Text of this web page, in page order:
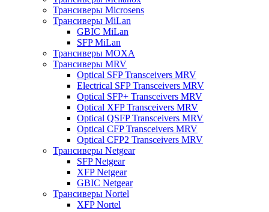
Трансиверы Microsens
Трансиверы MiLan
GBIC MiLan
SFP MiLan
Трансиверы MOXA
Трансиверы MRV
Optical SFP Transceivers MRV
Electrical SFP Transceivers MRV
Optical SFP+ Transceivers MRV
Optical XFP Transceivers MRV
Optical QSFP Transceivers MRV
Optical CFP Transceivers MRV
Optical CFP2 Transceivers MRV
Трансиверы Netgear
SFP Netgear
XFP Netgear
GBIC Netgear
Трансиверы Nortel
XFP Nortel